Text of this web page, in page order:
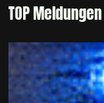
TOP Meldungen